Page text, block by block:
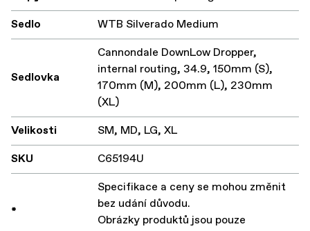
Sedlo
WTB Silverado Medium
Sedlovka
Cannondale DownLow Dropper,
internal routing, 34.9, 150mm (S),
170mm (M), 200mm (L), 230mm
(XL)
Velikosti
SM, MD, LG, XL
SKU
C65194U
*
Specifikace a ceny se mohou změnit
bez udání důvodu.
Obrázky produktů jsou pouze